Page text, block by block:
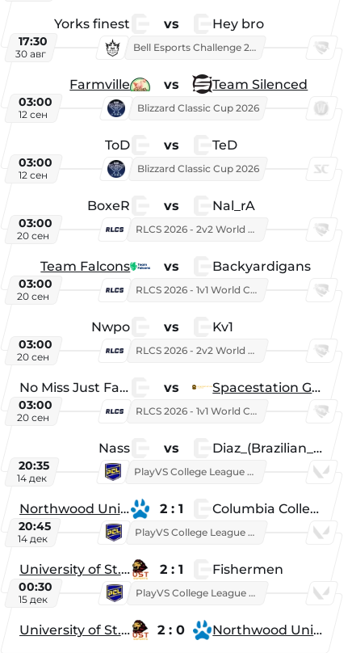
Yorks finest vs Hey bro
17:30
30 авг
Bell Esports Challenge 2026
Farmville vs Team Silenced
03:00
12 сен
Blizzard Classic Cup 2026
ToD vs TeD
03:00
12 сен
Blizzard Classic Cup 2026
BoxeR vs Nal_rA
03:00
20 сен
RLCS 2026 - 2v2 World Championship
Team Falcons vs Backyardigans
03:00
20 сен
RLCS 2026 - 1v1 World Championship
Nwpo vs Kv1
03:00
20 сен
RLCS 2026 - 2v2 World Championship
No Miss Just Fake vs Spacestation Gaming
03:00
20 сен
RLCS 2026 - 1v1 World Championship
Nass vs Diaz_(Brazilian_Player)
20:35
14 дек
PlayVS College League 2025: Fall
Northwood University 2 : 1 Columbia College
20:45
14 дек
PlayVS College League 2025: Fall
University of St. Thomas 2 : 1 Fishermen
00:30
15 дек
PlayVS College League 2025: Fall
University of St. Thomas 2 : 0 Northwood University